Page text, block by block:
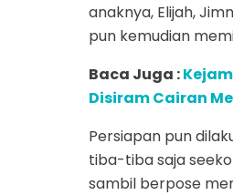
anaknya, Elijah,
pun kemudian
Baca Juga :
Disiram Cairan
Persiapan pun
tiba-tiba saja
sambil berpose